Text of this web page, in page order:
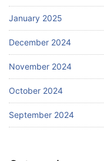
January 2025
December 2024
November 2024
October 2024
September 2024